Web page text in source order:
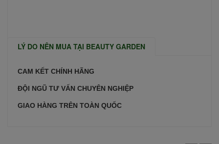
LÝ DO NÊN MUA TẠI BEAUTY GARDEN
CAM KẾT CHÍNH HÃNG
ĐỘI NGŨ TƯ VẤN CHUYÊN NGHIỆP
GIAO HÀNG TRÊN TOÀN QUỐC